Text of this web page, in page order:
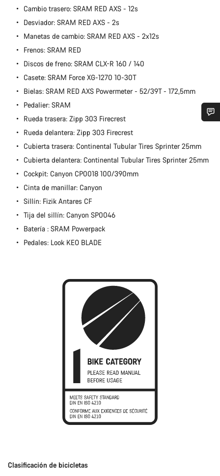
Cambio trasero: SRAM RED AXS - 12s
Desviador: SRAM RED AXS - 2s
Manetas de cambio: SRAM RED AXS - 2x12s
Frenos: SRAM RED
Discos de freno: SRAM CLX-R 160 / 140
Casete: SRAM Force XG-1270 10-30T
Bielas: SRAM RED AXS Powermeter - 52/39T - 172,5mm
Pedalier: SRAM
Rueda trasera: Zipp 303 Firecrest
Rueda delantera: Zipp 303 Firecrest
Cubierta trasera: Continental Tubular Tires Sprinter 25mm
Cubierta delantera: Continental Tubular Tires Sprinter 25mm
Cockpit: Canyon CP0018 100/390mm
Cinta de manillar: Canyon
Sillín: Fizik Antares CF
Tija del sillín: Canyon SP0046
Batería : SRAM Powerpack
Pedales: Look KEO BLADE
Clasificación de bicicletas
¿Necesitas ayuda?
Nuestros expertos estarán encantados de responder a tus
Cerrar